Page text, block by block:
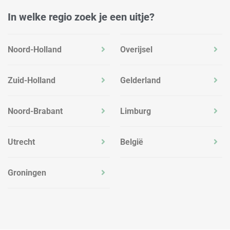
In welke regio zoek je een uitje?
Noord-Holland
Zuid-Holland
Noord-Brabant
Utrecht
Groningen
Overijsel
Gelderland
Limburg
België